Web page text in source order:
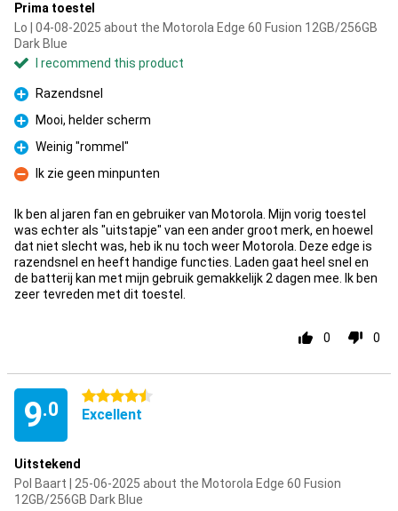
Prima toestel
Lo | 04-08-2025 about the Motorola Edge 60 Fusion 12GB/256GB
Dark Blue
I recommend this product
Pro
Razendsnel
Pro
Mooi, helder scherm
Pro
Weinig "rommel"
Con
Ik zie geen minpunten
Ik ben al jaren fan en gebruiker van Motorola. Mijn vorig toestel
was echter als "uitstapje" van een ander groot merk, en hoewel
dat niet slecht was, heb ik nu toch weer Motorola. Deze edge is
razendsnel en heeft handige functies. Laden gaat heel snel en
de batterij kan met mijn gebruik gemakkelijk 2 dagen mee. Ik ben
zeer tevreden met dit toestel.
0 0
9.0
4.5 stars
Excellent
Uitstekend
Pol Baart | 25-06-2025 about the Motorola Edge 60 Fusion
12GB/256GB Dark Blue